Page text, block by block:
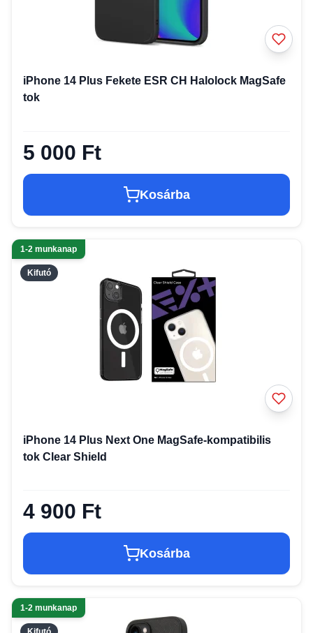
iPhone 14 Plus Fekete ESR CH Halolock MagSafe
tok
5 000 Ft
Kosárba
Kifutó
1-2 munkanap
iPhone 14 Plus Next One MagSafe-kompatibilis
tok Clear Shield
4 900 Ft
Kosárba
1-2 munkanap